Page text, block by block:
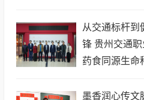
从交通标杆到
锋 贵州交通
药食同源生命
墨香润心传文